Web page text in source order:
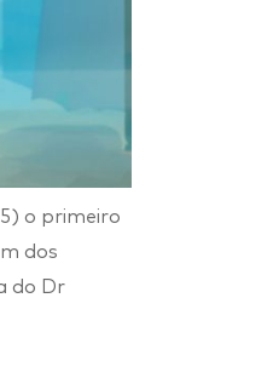
o primeiro
dos
do Dr